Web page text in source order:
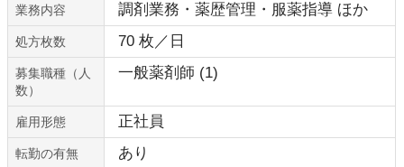
業務内容 調剤業務・薬歴管理・服薬指導 ほか
処方枚数 70 枚／日
募集職種（人
数）
一般薬剤師 (1)
雇用形態 正社員
転勤の有無 あり